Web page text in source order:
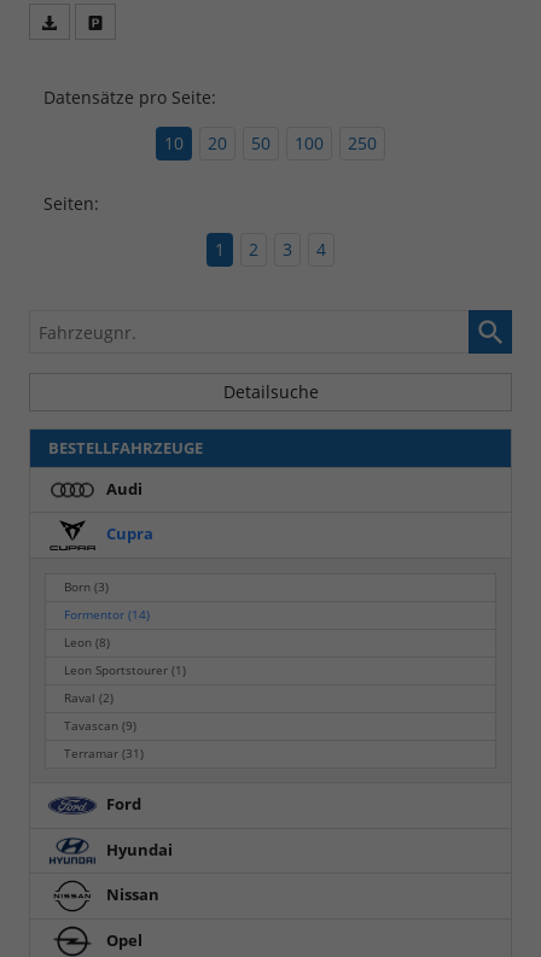
speichern/drucken
Datensätze pro Seite:
10
20 50 100 250
Seiten:
1
2 3 4
Fahrzeugnr.
Detailsuche
BESTELLFAHRZEUGE
Audi
Cupra
Born(3)
Formentor(14)
Leon(8)
Leon Sportstourer(1)
Raval(2)
Tavascan(9)
Terramar(31)
Ford
Hyundai
Nissan
Opel